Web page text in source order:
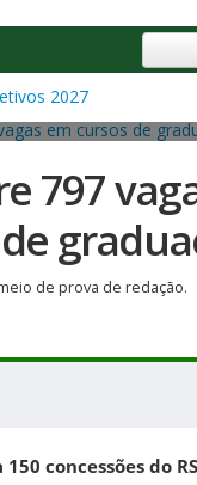
797
de prova de redação.
concessões do